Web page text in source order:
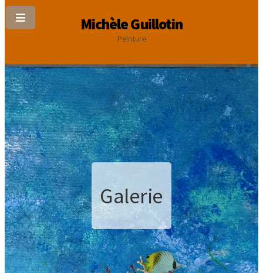
Michèle Guillotin
Peinture
Galerie